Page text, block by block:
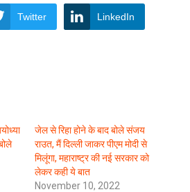
Twitter LinkedIn
जेल से रिहा होने के बाद बोले संजय
राउत, मैं दिल्ली जाकर पीएम मोदी से
मिलूंगा, महाराष्ट्र की नई सरकार को
लेकर कही ये बात
November 10, 2022